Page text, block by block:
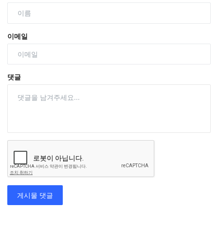
이메일
댓글
게시물 댓글